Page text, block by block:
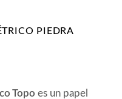
PIEDRA
Topo es un papel